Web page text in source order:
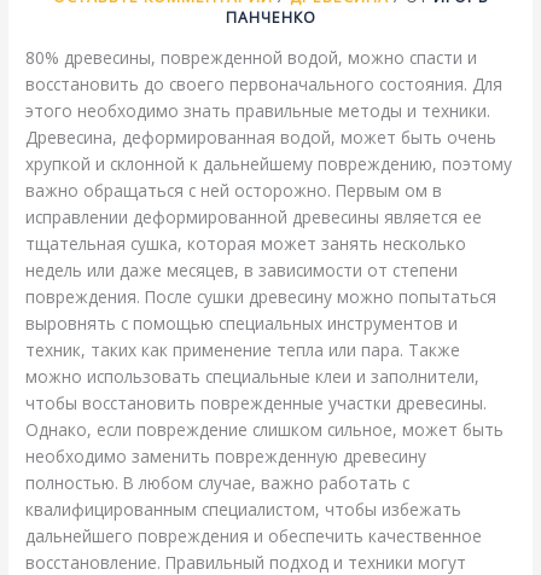
ПАНЧЕНКО
80% древесины, поврежденной водой, можно спасти и
восстановить до своего первоначального состояния. Для
этого необходимо знать правильные методы и техники.
Древесина, деформированная водой, может быть очень
хрупкой и склонной к дальнейшему повреждению, поэтому
важно обращаться с ней осторожно. Первым ом в
исправлении деформированной древесины является ее
тщательная сушка, которая может занять несколько
недель или даже месяцев, в зависимости от степени
повреждения. После сушки древесину можно попытаться
выровнять с помощью специальных инструментов и
техник, таких как применение тепла или пара. Также
можно использовать специальные клеи и заполнители,
чтобы восстановить поврежденные участки древесины.
Однако, если повреждение слишком сильное, может быть
необходимо заменить поврежденную древесину
полностью. В любом случае, важно работать с
квалифицированным специалистом, чтобы избежать
дальнейшего повреждения и обеспечить качественное
восстановление. Правильный подход и техники могут